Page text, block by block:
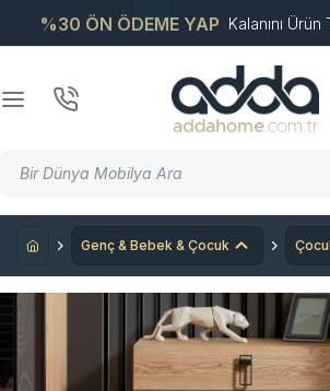
%30 ÖN ÖDEME YAP Kalanını
Genç & Bebek & Çocuk